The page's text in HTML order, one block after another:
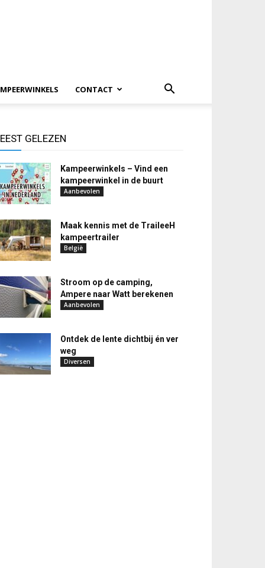
CONTACT
GELEZEN
Kampeerwinkels – Vind een
kampeerwinkel in de buurt
Aanbevolen
Maak kennis met de TraileeH
kampeertrailer
België
Stroom op de camping,
Ampere naar Watt berekenen
Aanbevolen
Ontdek de lente dichtbij én ver
weg
Diversen